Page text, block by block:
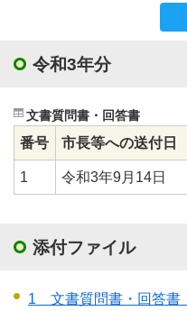
令和3年分
文書質問書・回答書
番号 市長等への送付日
1 令和3年9月14日
添付ファイル
1 文書質問書・回答書